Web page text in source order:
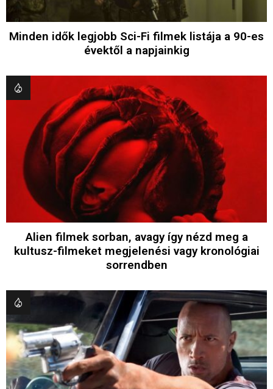
Minden idők legjobb Sci-Fi filmek listája a 90-es
évektől a napjainkig
Alien filmek sorban, avagy így nézd meg a
kultusz-filmeket megjelenési vagy kronológiai
sorrendben